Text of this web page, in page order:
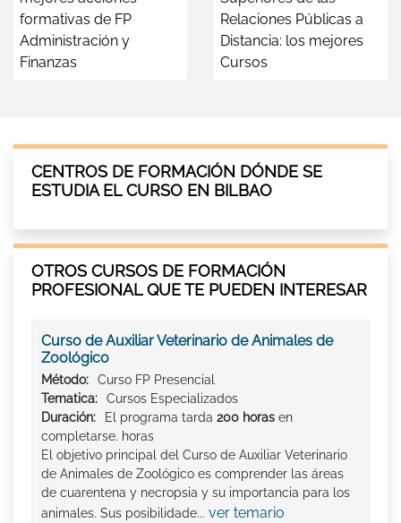
formativas de FP
Administración y
Finanzas
Relaciones Públicas a
Distancia: los mejores
Cursos
CENTROS DE FORMACIÓN DÓNDE SE
ESTUDIA EL CURSO EN BILBAO
OTROS CURSOS DE FORMACIÓN
PROFESIONAL QUE TE PUEDEN INTERESAR
Curso de Auxiliar Veterinario de Animales de
Zoológico
Método:
Curso FP Presencial
Tematica:
Cursos Especializados
Duración:
El programa tarda 200 horas en
completarse. horas
El objetivo principal del Curso de Auxiliar Veterinario
de Animales de Zoológico es comprender las áreas
de cuarentena y necropsia y su importancia para los
animales. Sus posibilidade... ver temario